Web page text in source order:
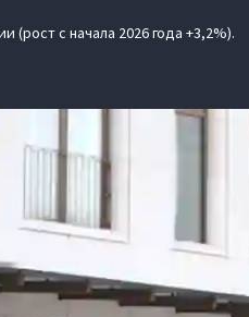
(рост с начала 2026 года +3,2%).